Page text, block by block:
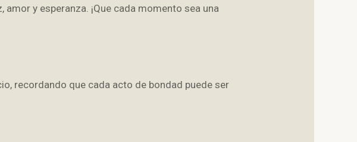
y esperanza. ¡Que cada momento sea una
recordando que cada acto de bondad puede ser